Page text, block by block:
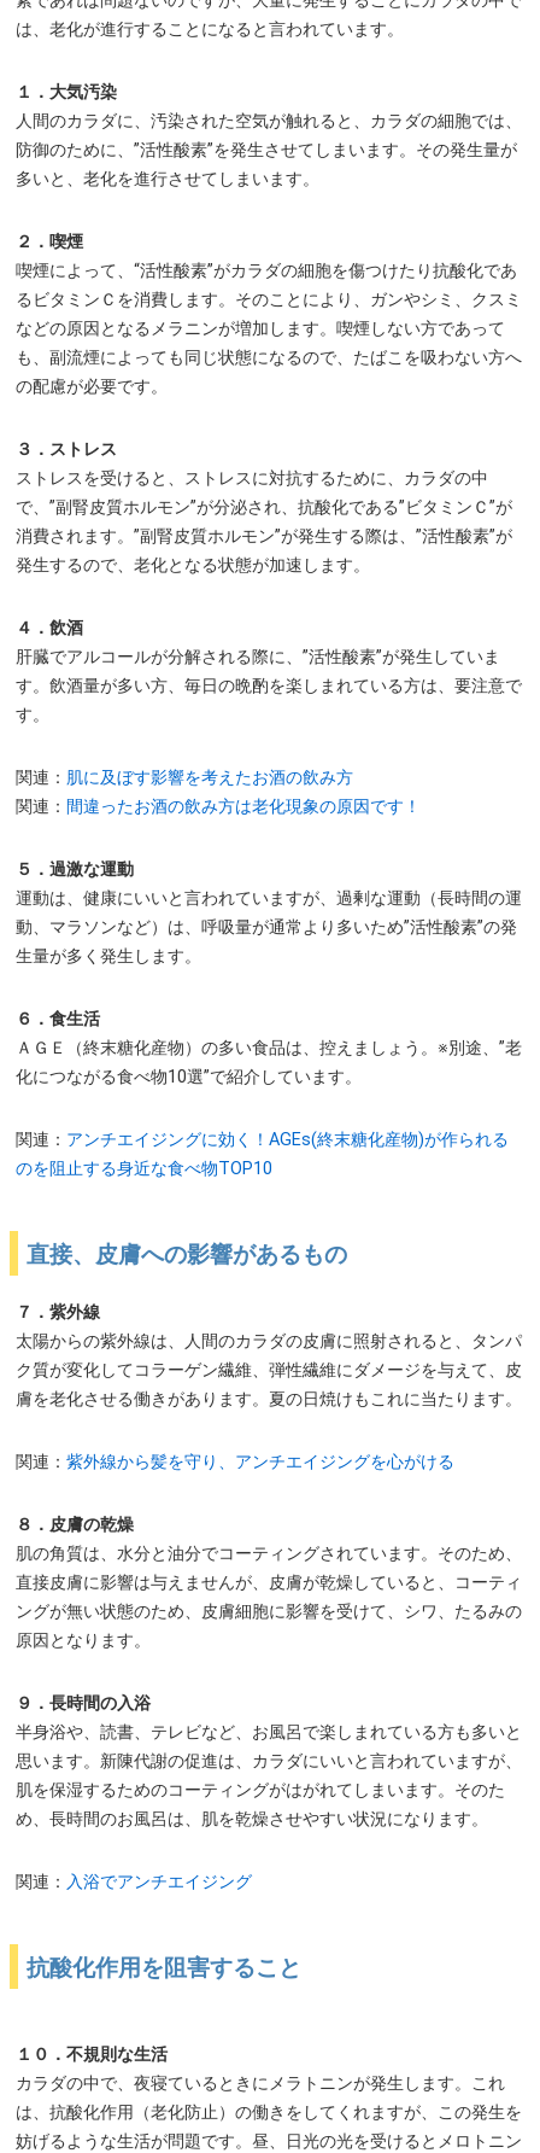
は、老化が進行することになると言われています。
１．大気汚染
人間のカラダに、汚染された空気が触れると、カラダの細胞では、
防御のために、”活性酸素”を発生させてしまいます。その発生量が
多いと、老化を進行させてしまいます。
２．喫煙
喫煙によって、“活性酸素”がカラダの細胞を傷つけたり抗酸化であ
るビタミンＣを消費します。そのことにより、ガンやシミ、クスミ
などの原因となるメラニンが増加します。喫煙しない方であって
も、副流煙によっても同じ状態になるので、たばこを吸わない方へ
の配慮が必要です。
３．ストレス
ストレスを受けると、ストレスに対抗するために、カラダの中
で、”副腎皮質ホルモン”が分泌され、抗酸化である”ビタミンＣ”が
消費されます。”副腎皮質ホルモン”が発生する際は、”活性酸素”が
発生するので、老化となる状態が加速します。
４．飲酒
肝臓でアルコールが分解される際に、”活性酸素”が発生していま
す。飲酒量が多い方、毎日の晩酌を楽しまれている方は、要注意で
す。
関連： 肌に及ぼす影響を考えたお酒の飲み方
関連： 間違ったお酒の飲み方は老化現象の原因です！
５．過激な運動
運動は、健康にいいと言われていますが、過剰な運動（長時間の運
動、マラソンなど）は、呼吸量が通常より多いため”活性酸素”の発
生量が多く発生します。
６．食生活
ＡＧＥ（終末糖化産物）の多い食品は、控えましょう。※別途、”老
化につながる食べ物10選”で紹介しています。
関連： アンチエイジングに効く！AGEs(終末糖化産物)が作られる
のを阻止する身近な食べ物TOP10
直接、皮膚への影響があるもの
７．紫外線
太陽からの紫外線は、人間のカラダの皮膚に照射されると、タンパ
ク質が変化してコラーゲン繊維、弾性繊維にダメージを与えて、皮
膚を老化させる働きがあります。夏の日焼けもこれに当たります。
関連： 紫外線から髪を守り、アンチエイジングを心がける
８．皮膚の乾燥
肌の角質は、水分と油分でコーティングされています。そのため、
直接皮膚に影響は与えませんが、皮膚が乾燥していると、コーティ
ングが無い状態のため、皮膚細胞に影響を受けて、シワ、たるみの
原因となります。
９．長時間の入浴
半身浴や、読書、テレビなど、お風呂で楽しまれている方も多いと
思います。新陳代謝の促進は、カラダにいいと言われていますが、
肌を保湿するためのコーティングがはがれてしまいます。そのた
め、長時間のお風呂は、肌を乾燥させやすい状況になります。
関連： 入浴でアンチエイジング
抗酸化作用を阻害すること
１０．不規則な生活
カラダの中で、夜寝ているときにメラトニンが発生します。これ
は、抗酸化作用（老化防止）の働きをしてくれますが、この発生を
妨げるような生活が問題です。昼、日光の光を受けるとメロトニン